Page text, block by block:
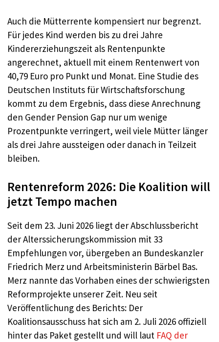
Auch die Mütterrente kompensiert nur begrenzt.
Für jedes Kind werden bis zu drei Jahre
Kindererziehungszeit als Rentenpunkte
angerechnet, aktuell mit einem Rentenwert von
40,79 Euro pro Punkt und Monat. Eine Studie des
Deutschen Instituts für Wirtschaftsforschung
kommt zu dem Ergebnis, dass diese Anrechnung
den Gender Pension Gap nur um wenige
Prozentpunkte verringert, weil viele Mütter länger
als drei Jahre aussteigen oder danach in Teilzeit
bleiben.
Rentenreform 2026: Die Koalition will
jetzt Tempo machen
Seit dem 23. Juni 2026 liegt der Abschlussbericht
der Alterssicherungskommission mit 33
Empfehlungen vor, übergeben an Bundeskanzler
Friedrich Merz und Arbeitsministerin Bärbel Bas.
Merz nannte das Vorhaben eines der schwierigsten
Reformprojekte unserer Zeit. Neu seit
Veröffentlichung des Berichts: Der
Koalitionsausschuss hat sich am 2. Juli 2026 offiziell
hinter das Paket gestellt und will laut FAQ der